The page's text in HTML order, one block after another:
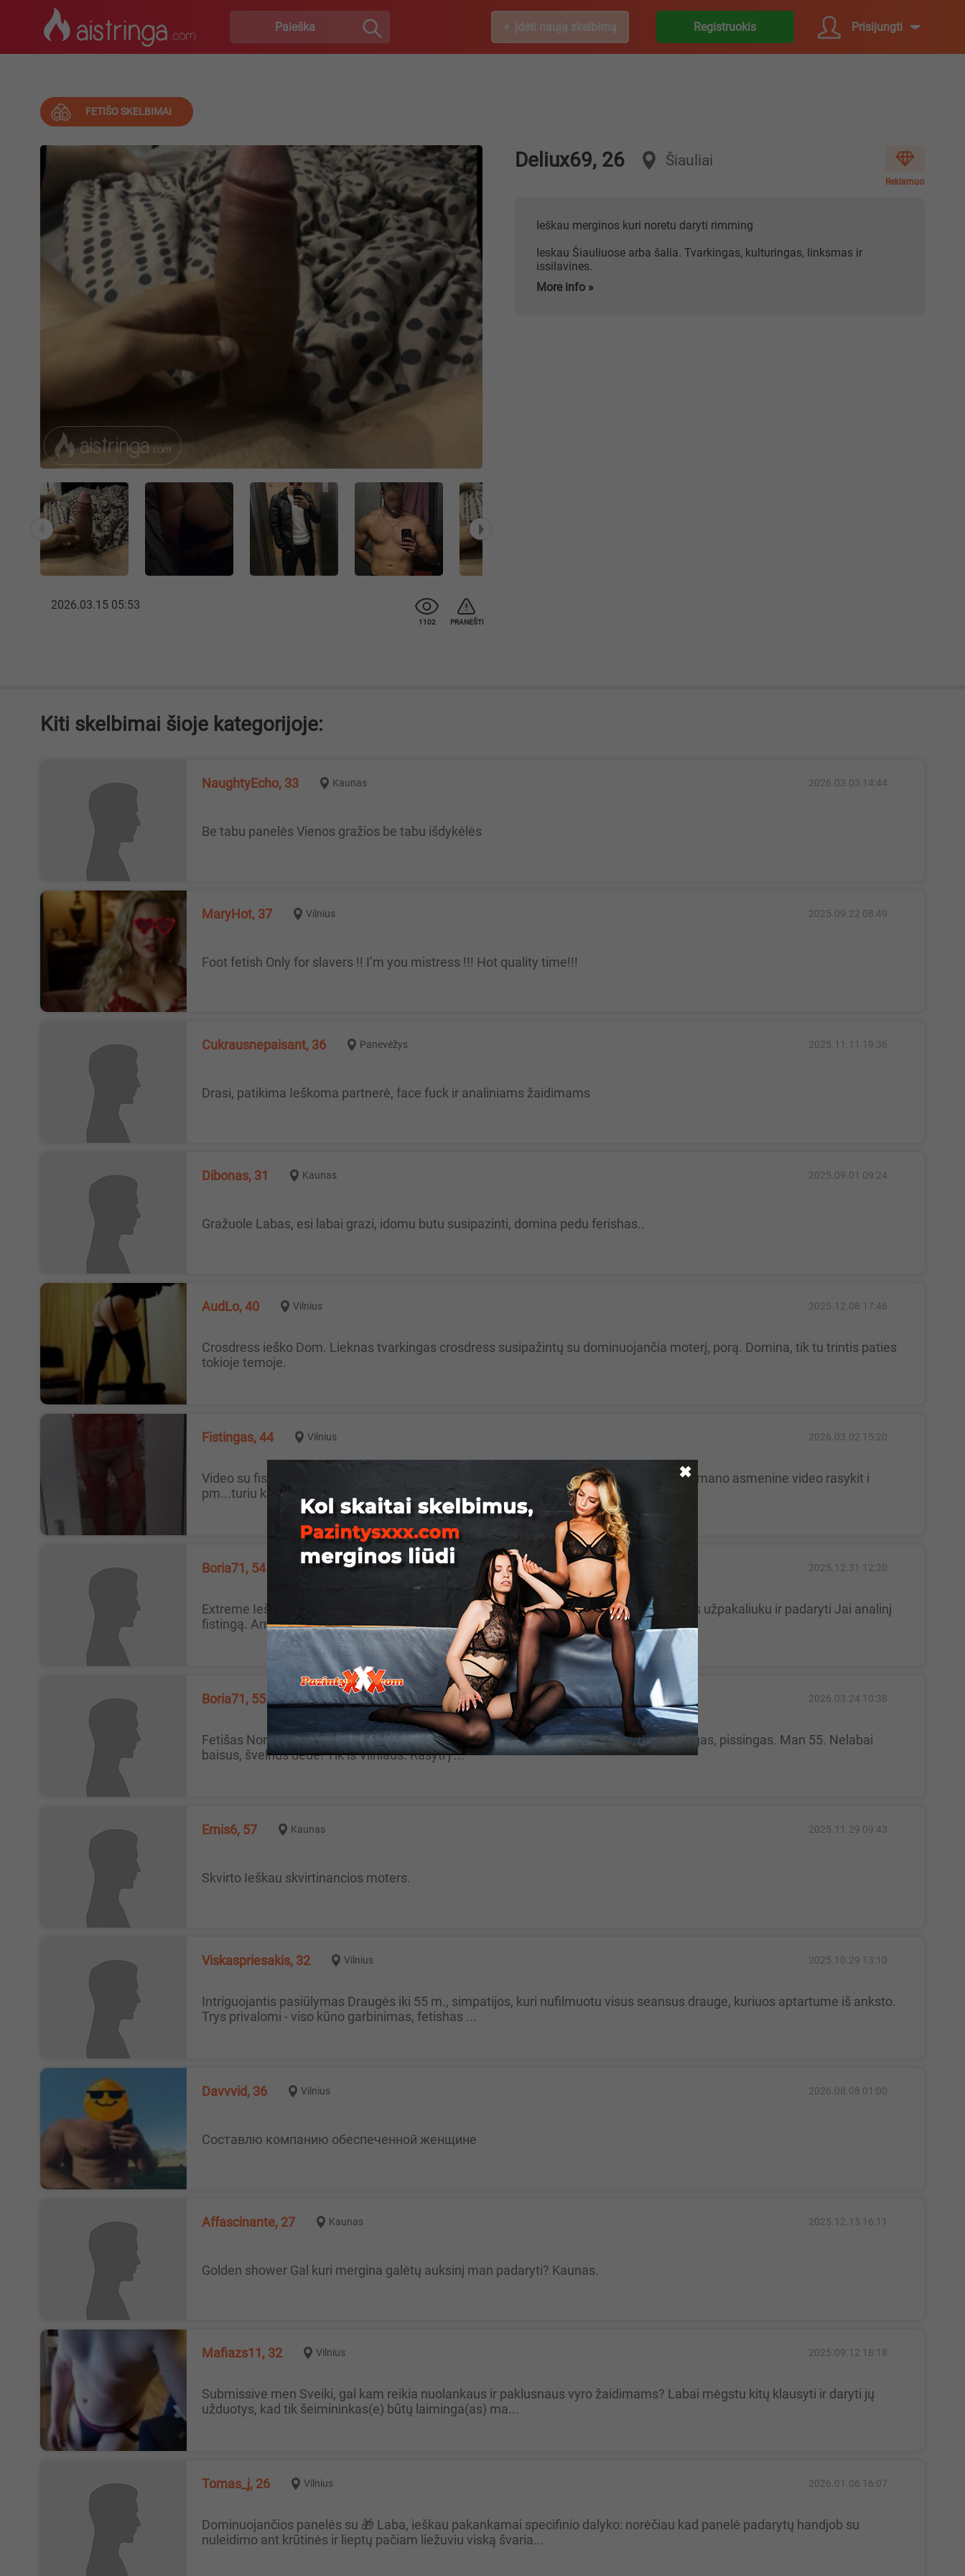
Įdėti naują skelbimą Registruokis Prisijungti
FETIŠO SKELBIMAI
2026.03.15 05:53
1102 PRANEŠTI
Deliux69, 26 Šiauliai
Reklamuoti
Ieškau merginos kuri noretu daryti rimming
Ieskau Šiauliuose arba šalia. Tvarkingas, kulturingas, linksmas ir
issilavines.
More info »
Kiti skelbimai šioje kategorijoje:
NaughtyEcho, 33 Kaunas 2026.03.03 14:44
Be tabu panelės Vienos gražios be tabu išdykėlės
MaryHot, 37 Vilnius 2025.09.22 08:49
Foot fetish Only for slavers !! I’m you mistress !!! Hot quality time!!!
Cukrausnepaisant, 36 Panevėžys 2025.11.11 19:36
Drasi, patikima Ieškoma partnerė, face fuck ir analiniams žaidimams
dibonas, 31 Kaunas 2025.09.01 09:24
Gražuole Labas, esi labai grazi, idomu butu susipazinti, domina pedu ferishas..
AudLo, 40 Vilnius 2025.12.08 17:46
Crosdress ieško Dom. Lieknas tvarkingas crosdress susipažintų su dominuojančia moterį, porą. Domina, tik tu trintis paties
tokioje temoje.
Fistingas, 44 Vilnius 2026.03.02 15:20
Video su fistingu ir ne tik :) Daug video, visi orgazmai reali su aimanavimu :) Kam idomu mano asmenine video rasykit i
pm...turiu kai man daro fistinga, ,seksmasina, seksa...
Boria71, 54 Vilnius 2025.12.31 12:20
Extreme Ieškau merginos , moters iš Vilniaus, gal būt iš Kauno, kuri leistų pažaisti su Jos užpakaliuku ir padaryti Jai analinį
fistingą. Amžius, svoris, išvaizda nesvarbu...
Boria71, 55 Vilnius 2026.03.24 10:38
Fetišas Noriu susipažinti su Vilnietė moterimi ar mergina, kuriai patinka žaisliukai, fistingas, pissingas. Man 55. Nelabai
baisus, švelnus dėdė! Tik iš Vilniaus. Rašyti į ...
Ernis6, 57 Kaunas 2025.11.29 09:43
Skvirto Ieškau skvirtinancios moters.
viskaspriesakis, 32 Vilnius 2025.10.29 13:10
Intriguojantis pasiūlymas Draugės iki 55 m., simpatijos, kuri nufilmuotu visus seansus drauge, kuriuos aptartume iš anksto.
Trys privalomi - viso kūno garbinimas, fetishas ...
Davvvid, 36 Vilnius 2026.08.08 01:00
Составлю компанию обеспеченной женщине
Affascinante, 27 Kaunas 2025.12.15 16:11
Golden shower Gal kuri mergina galėtų auksinį man padaryti? Kaunas.
Mafiazs11, 32 Vilnius 2025.09.12 18:18
Submissive men Sveiki, gal kam reikia nuolankaus ir paklusnaus vyro žaidimams? Labai mėgstu kitų klausyti ir daryti jų
užduotys, kad tik šeimininkas(e) būtų laiminga(as) ma...
Tomas_j, 26 Vilnius 2026.01.06 16:07
Dominuojančios panelės su 🎁 Laba, ieškau pakankamai specifinio dalyko: norėčiau kad panelė padarytų handjob su
nuleidimo ant krūtinės ir lieptų pačiam liežuviu viską švaria...
✖